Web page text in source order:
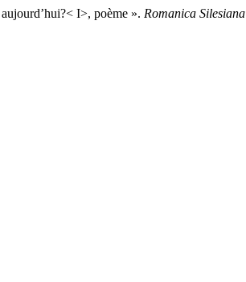
I>, poème ». Romanica Silesiana